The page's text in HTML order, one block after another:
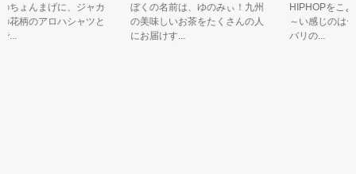
ょんまげに、ジャカ
柄のアロハシャツと
...
ぼくの名前は、ゆのみぃ！九州
の美味しいお茶をたくさんの人
にお届けす...
HIPHOPをこよ
～い感じのはー
バリの...